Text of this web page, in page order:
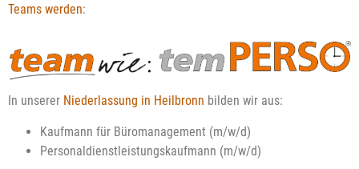
Teams werden:
In unserer Niederlassung in Heilbronn bilden wir aus:
Kaufmann für Büromanagement (m/w/d)
Personaldienstleistungskaufmann (m/w/d)